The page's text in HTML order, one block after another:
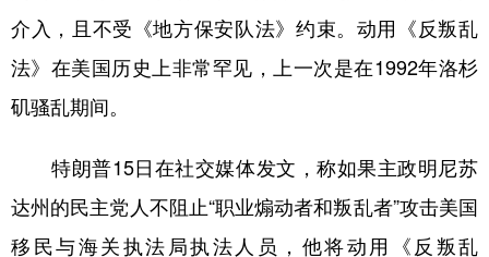
介入，且不受《地方保安队法》约束。动用《反叛乱
法》在美国历史上非常罕见，上一次是在1992年洛杉
矶骚乱期间。
特朗普15日在社交媒体发文，称如果主政明尼苏
达州的民主党人不阻止“职业煽动者和叛乱者”攻击美国
移民与海关执法局执法人员，他将动用《反叛乱